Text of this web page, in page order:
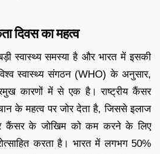
दिवस का महत्व
स्वास्थ्य समस्या है और भारत में इसकी
स्वास्थ्य संगठन (WHO) के अनुसार,
कारणों में से एक है। राष्ट्रीय कैंसर
के महत्व पर जोर देता है, जिससे इलाज
कैंसर के जोखिम को कम करने के लिए
करता है। भारत में लगभग 50%